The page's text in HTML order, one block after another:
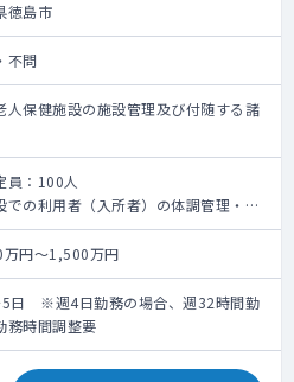
徳島市
不問
人保健施設の施設管理及び付随する諸
員：100人
での利用者（入所者）の体調管理・処
療情報提供書の作成等
ファレンスへの参加
確認と死亡診断書の作成
委員会への参加
円～1,500万円
5日 ※週4日勤務の場合、週32時間勤
務時間調整要